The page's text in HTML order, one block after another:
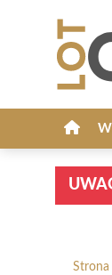
Strona